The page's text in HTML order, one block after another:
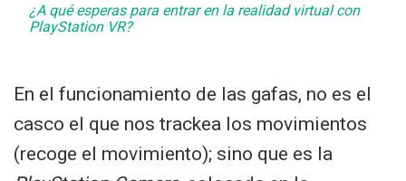
¿A qué esperas para entrar en la realidad virtual con
PlayStation VR?
En el funcionamiento de las gafas, no es el
casco el que nos trackea los movimientos
(recoge el movimiento); sino que es la